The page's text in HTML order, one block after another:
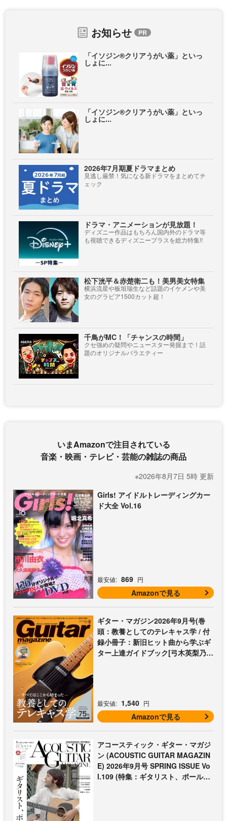
お知らせ
「イソジン®クリアうがい薬」といっ
しょに...
「イソジン®クリアうがい薬」といっ
しょに...
2026年7月期夏ドラマまとめ
見逃し厳禁！気になる新ドラマをまとめてチ
ェック
ドラマ・アニメーションが見放題！
ディズニー作品はもちろん国内外のドラマ等
も視聴できるディズニープラスを総力特集!!
松下洸平＆赤楚衛二も！美男美女特集
横浜流星や板垣瑞生など話題のイケメンや美
女のグラビア1500カット超！
千鳥がMC！「チャンスの時間」
クセ強めの疑問やニュースター発掘まで！話
題のオリジナルバラエティー
いまAmazonで注目されている
音楽・映画・テレビ・芸能の雑誌の商品
※2026年8月7日 5時 更新
Girls! アイドルトレーディングカー
ド大全 Vol.16
最安値: 869 円
Amazonで見る
ギター・マガジン2026年9月号(巻
頭：教養としてのテレキャス学 / 付
録小冊子：新旧ヒット曲から学ぶギ
ター上達ガイドブック[弓木英梨乃の
最安値: 1,540 円
Amazonで見る
アコースティック・ギター・マガジ
ン (ACOUSTIC GUITAR MAGAZIN
E) 2026年9月号 SPRING ISSUE Vo
l.109 (特集：ギタリスト、ポール・